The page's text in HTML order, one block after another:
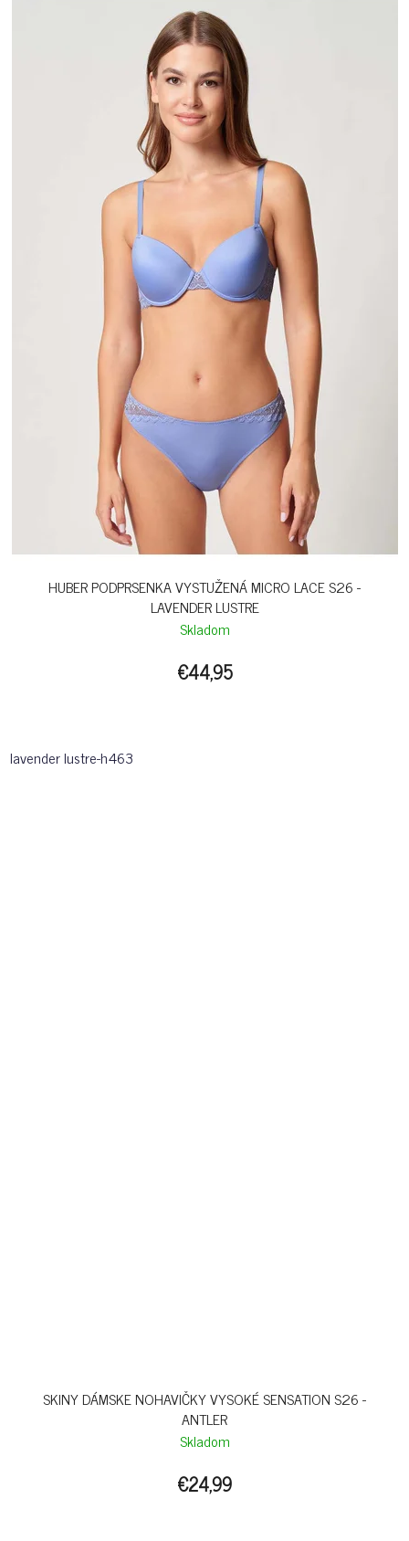
HUBER PODPRSENKA VYSTUŽENÁ MICRO LACE S26 -
LAVENDER LUSTRE
Skladom
€44,95
lavender lustre-h463
SKINY DÁMSKE NOHAVIČKY VYSOKÉ SENSATION S26 -
ANTLER
Skladom
€24,99